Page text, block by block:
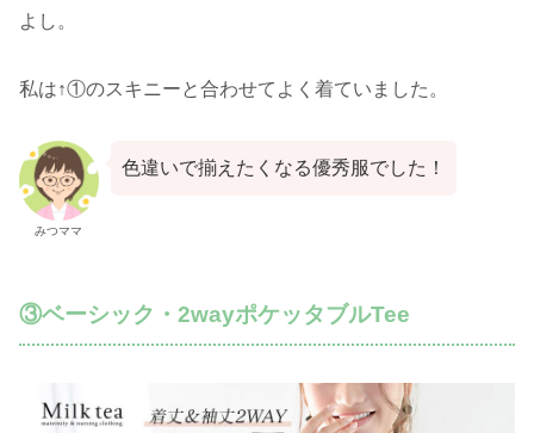
よし。
私は↑①のスキニーと合わせてよく着ていました。
みつママ
色違いで揃えたくなる優秀服でした！
③ベーシック・2wayポケッタブルTee